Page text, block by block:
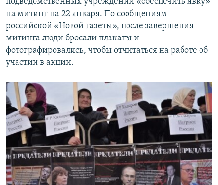
подведомственных учреждений «обеспечить явку»
на митинг на 22 января. По сообщениям
российской «Новой газеты», после завершения
митинга люди бросали плакаты и
фотографировались, чтобы отчитаться на работе об
участии в акции.